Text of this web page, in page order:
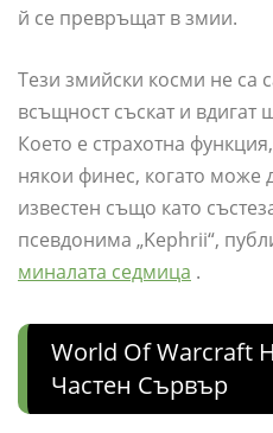
й се превръщат в змии.
Тези змийски косми не са
всъщност съскат и
Което е страхотна
някои финес, когато може
известен също като
псевдонима „Kephrii“,
миналата седмица .
World Of Warcraft
Частен Сървър